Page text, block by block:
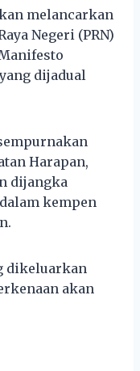
melancarkan
Negeri (PRN)
dijadual
Harapan,
dijangka
kempen
dikeluarkan
akan